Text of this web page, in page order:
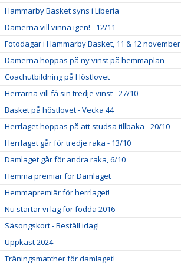
Hammarby Basket syns i Liberia
Damerna vill vinna igen! - 12/11
Fotodagar i Hammarby Basket, 11 & 12 november
Damerna hoppas på ny vinst på hemmaplan
Coachutbildning på Höstlovet
Herrarna vill få sin tredje vinst - 27/10
Basket på höstlovet - Vecka 44
Herrlaget hoppas på att studsa tillbaka - 20/10
Herrlaget går för tredje raka - 13/10
Damlaget går för andra raka, 6/10
Hemma premiär för Damlaget
Hemmapremiär för herrlaget!
Nu startar vi lag för födda 2016
Säsongskort - Beställ idag!
Uppkast 2024
Träningsmatcher för damlaget!